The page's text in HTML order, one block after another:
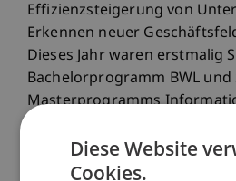
Effizienzsteigerung von
Erkennen neuer
Dieses Jahr waren erstmalig
Bachelorprogramm BWL und
Masterprogramms
gemeinsam im Seminar
einer
nahmen auch Studierende
Diese Website
Cookies.